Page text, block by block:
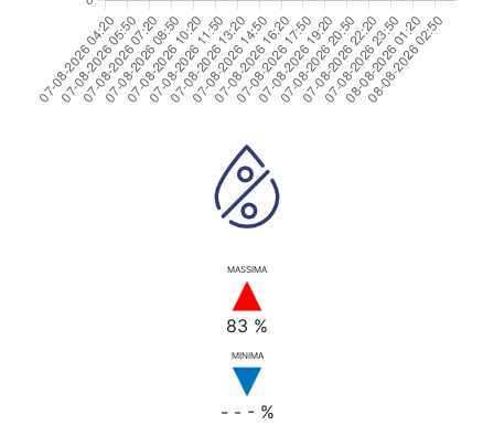
MASSIMA
83 %
MINIMA
- - - %